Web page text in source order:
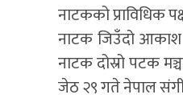
नाटकको प्राविधिक
नाटक जिउँदो आकाश
नाटक दोस्रो पटक
जेठ २९ गते नेपाल